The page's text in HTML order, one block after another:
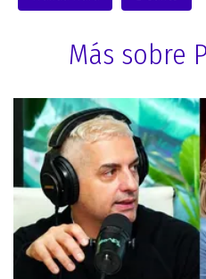
Más sobre